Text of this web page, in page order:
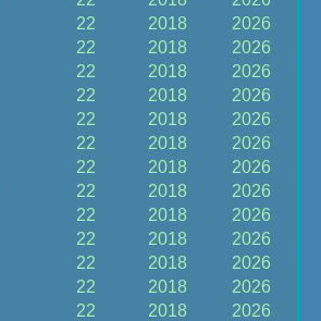
22 2018
2026
22 2018
2026
22 2018
2026
22 2018
2026
22 2018
2026
22 2018
2026
22 2018
2026
22 2018
2026
22 2018
2026
22 2018
2026
22 2018
2026
22 2018
2026
22 2018
2026